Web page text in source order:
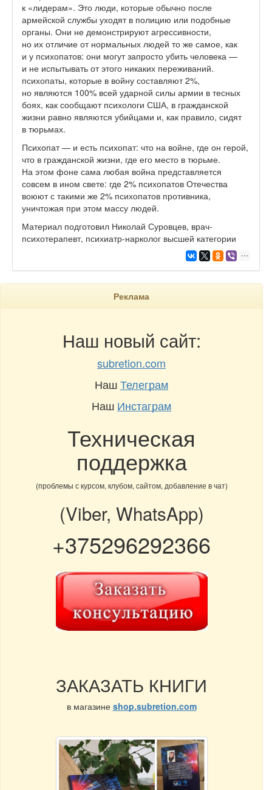
к «лидерам». Это люди, которые обычно после
армейской службы уходят в полицию или подобные
органы. Они не демонстрируют агрессивности,
но их отличие от нормальных людей то же самое, как
и у психопатов: они могут запросто убить человека —
и не испытывать от этого никаких переживаний.
психопаты, которые в войну составляют 2%,
но являются 100% всей ударной силы армии в тесных
боях, как сообщают психологи США, в гражданской
жизни равно являются убийцами и, как правило, сидят
в тюрьмах.
Психопат — и есть психопат: что на войне, где он герой,
что в гражданской жизни, где его место в тюрьме.
На этом фоне сама любая война представляется
совсем в ином свете: где 2% психопатов Отечества
воюют с такими же 2% психопатов противника,
уничтожая при этом массу людей.
Материал подготовил Николай Суровцев, врач-
психотерапевт, психиатр-нарколог высшей категории
Реклама
Наш новый сайт:
subretion.com
НашТелеграм
Наш Инстаграм
Техническая
поддержка
(проблемы с курсом, клубом, сайтом, добавление в чат)
(Viber, WhatsApp)
+375296292366
ЗАКАЗАТЬ КНИГИ
в магазине shop.subretion.com